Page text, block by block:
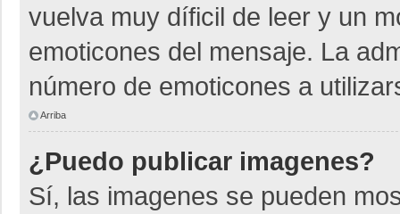
vuelva muy díficil de leer y un
emoticones del mensaje. La
número de emoticones a
Arriba
¿Puedo publicar imagenes?
Sí, las imagenes se pueden